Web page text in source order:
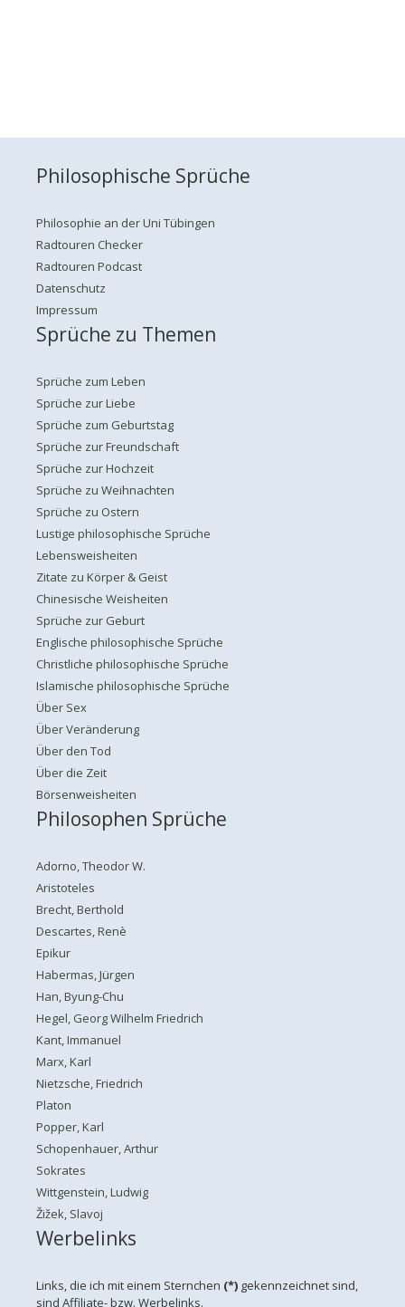
Philosophische Sprüche
Philosophie an der Uni Tübingen
Radtouren Checker
Radtouren Podcast
Datenschutz
Impressum
Sprüche zu Themen
Sprüche zum Leben
Sprüche zur Liebe
Sprüche zum Geburtstag
Sprüche zur Freundschaft
Sprüche zur Hochzeit
Sprüche zu Weihnachten
Sprüche zu Ostern
Lustige philosophische Sprüche
Lebensweisheiten
Zitate zu Körper & Geist
Chinesische Weisheiten
Sprüche zur Geburt
Englische philosophische Sprüche
Christliche philosophische Sprüche
Islamische philosophische Sprüche
Über Sex
Über Veränderung
Über den Tod
Über die Zeit
Börsenweisheiten
Philosophen Sprüche
Adorno, Theodor W.
Aristoteles
Brecht, Berthold
Descartes, Renè
Epikur
Habermas, Jürgen
Han, Byung-Chu
Hegel, Georg Wilhelm Friedrich
Kant, Immanuel
Marx, Karl
Nietzsche, Friedrich
Platon
Popper, Karl
Schopenhauer, Arthur
Sokrates
Wittgenstein, Ludwig
Žižek, Slavoj
Werbelinks
Links, die ich mit einem Sternchen (*) gekennzeichnet sind,
sind Affiliate- bzw. Werbelinks.